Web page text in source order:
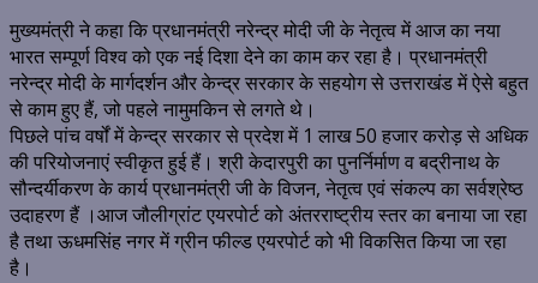
मुख्यमंत्री ने कहा कि प्रधानमंत्री नरेन्द्र मोदी जी के नेतृत्व में आज का नया
भारत सम्पूर्ण विश्व को एक नई दिशा देने का काम कर रहा है। प्रधानमंत्री
नरेन्द्र मोदी के मार्गदर्शन और केन्द्र सरकार के सहयोग से उत्तराखंड में ऐसे बहुत
से काम हुए हैं, जो पहले नामुमकिन से लगते थे।
पिछले पांच वर्षों में केन्द्र सरकार से प्रदेश में 1 लाख 50 हजार करोड़ से अधिक
की परियोजनाएं स्वीकृत हुई हैं। श्री केदारपुरी का पुनर्निर्माण व बद्रीनाथ के
सौन्दर्यीकरण के कार्य प्रधानमंत्री जी के विजन, नेतृत्व एवं संकल्प का सर्वश्रेष्ठ
उदाहरण हैं ।आज जौलीग्रांट एयरपोर्ट को अंतरराष्ट्रीय स्तर का बनाया जा रहा
है तथा ऊधमसिंह नगर में ग्रीन फील्ड एयरपोर्ट को भी विकसित किया जा रहा
है।